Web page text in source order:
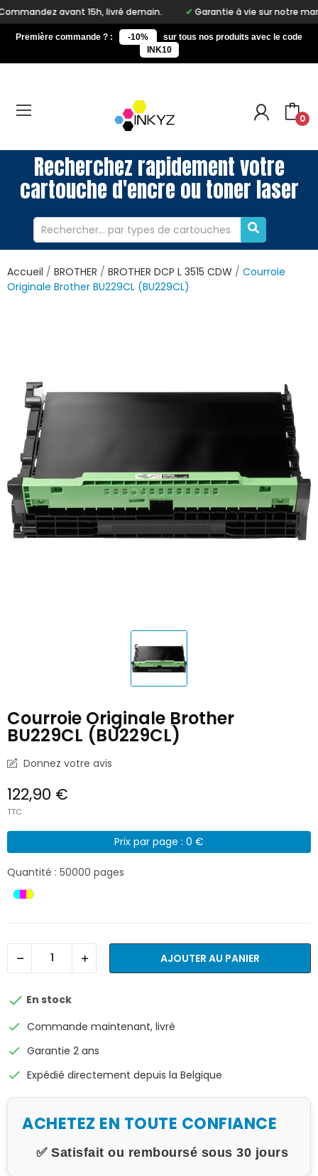
15h, livré demain. Garantie à vie sur notre marque Inkyz
Première commande ? : -10%
sur tous nos produits avec le code
INK10
0
Recherchez rapidement votre
cartouche d'encre ou toner laser
Accueil BROTHER BROTHER DCP L 3515 CDW
Courroie
Originale Brother BU229CL (BU229CL)
Courroie Originale Brother
BU229CL (BU229CL)
Donnez votre avis
122,90 €
TTC
Prix par page : 0 €
Quantité : 50000 pages
AJOUTER AU PANIER
 En stock
check Commande maintenant, livré
check Garantie 2 ans
check Expédié directement depuis la Belgique
ACHETEZ EN TOUTE CONFIANCE
✅ Satisfait ou remboursé sous 30 jours